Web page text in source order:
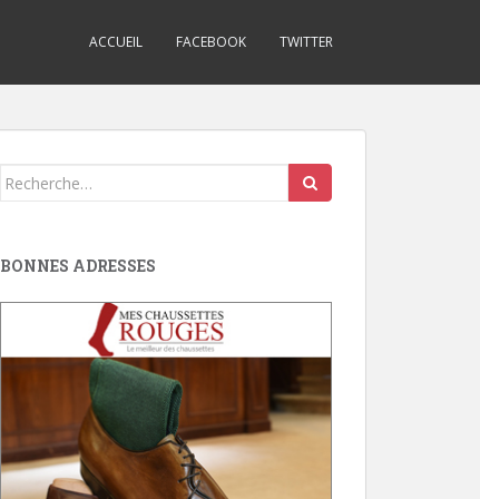
ACCUEIL FACEBOOK TWITTER
Search
BONNES ADRESSES